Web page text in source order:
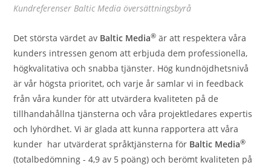
Kundreferenser Baltic Media översättningsbyrå
Det största värdet av Baltic Media® är att respektera våra
kunders intressen genom att erbjuda dem professionella,
högkvalitativa och snabba tjänster. Hög kundnöjdhetsnivå
är vår högsta prioritet, och varje år samlar vi in feedback
från våra kunder för att utvärdera kvaliteten på de
tillhandahållna tjänsterna och våra projektledares expertis
och lyhördhet. Vi är glada att kunna rapportera att våra
kunder har utvärderat språktjänsterna för Baltic Media®
(totalbedömning - 4,9 av 5 poäng) och berömt kvaliteten på